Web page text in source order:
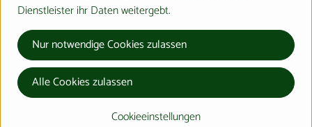
unter ihrem Namen Backpulver her. Im Jahre 1997 wurde der
Betrieb von uns, da es keine Nachfolge gab, übernommen und ist
seitdem am Standort Wörrstadt in Rheinhessen die
familiengeführte LECKER’s Bio Manufaktur für natürliche
Backwaren und -zutaten.
Die Produktrange wurde seitdem stetig weiterentwickelt und –
immer unter der Berücksichtig der Anforderungen des
Dienstleister ihr Daten weitergebt.
Cookieeinstellungen
Nur notwendige Cookies zulassen
Alle Cookies zulassen